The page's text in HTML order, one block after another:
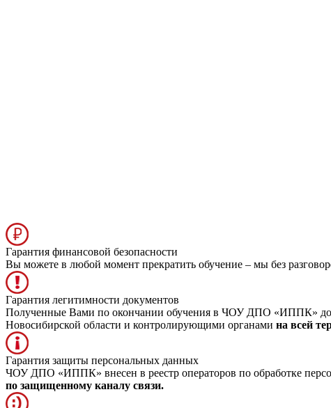
Гарантия финансовой безопасности
Вы можете в любой момент прекратить обучение – мы без
Гарантия легитимности документов
Полученные Вами по окончании обучения в ЧОУ ДПО «ИППК»
Новосибирской области и контролирующими органами на всей
Гарантия защиты персональных данных
ЧОУ ДПО «ИППК» внесен в реестр операторов по обработке
по защищенному каналу связи.